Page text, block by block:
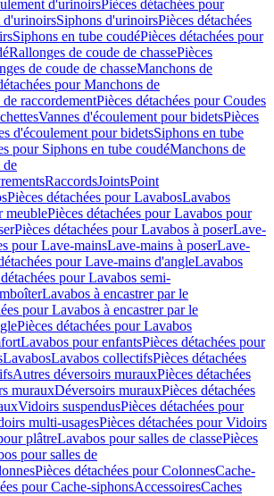
d'urinoirsPièces détachées pour
d'urinoirsSiphons d'urinoirsPièces détachées
Siphons en tube coudéPièces détachées pour
Rallonges de coude de chassePièces
de coude de chasseManchons de
pour Manchons de
de raccordementPièces détachées pour Coudes
Vannes d'écoulement pour bidetsPièces
d'écoulement pour bidetsSiphons en tube
pour Siphons en tube coudéManchons de
de
RaccordsJointsPoint
Pièces détachées pour LavabosLavabos
meublePièces détachées pour Lavabos pour
Pièces détachées pour Lavabos à poserLave-
pour Lave-mainsLave-mains à poserLave-
pour Lave-mains d'angleLavabos
pour Lavabos semi-
Lavabos à encastrer par le
pour Lavabos à encastrer par le
Pièces détachées pour Lavabos
Lavabos pour enfantsPièces détachées pour
LavabosLavabos collectifsPièces détachées
Autres déversoirs murauxPièces détachées
murauxDéversoirs murauxPièces détachées
Vidoirs suspendusPièces détachées pour
multi-usagesPièces détachées pour Vidoirs
plâtreLavabos pour salles de classePièces
pour salles de
Pièces détachées pour ColonnesCache-
pour Cache-siphonsAccessoiresCaches